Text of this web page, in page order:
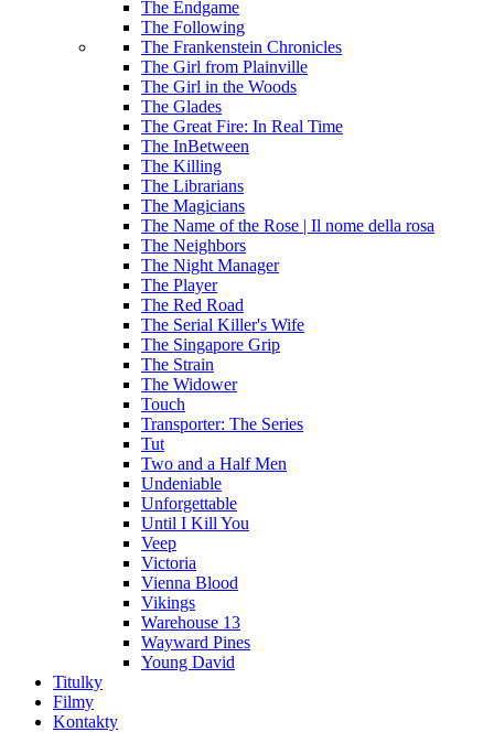
The Endgame
The Following
The Frankenstein Chronicles
The Girl from Plainville
The Girl in the Woods
The Glades
The Great Fire: In Real Time
The InBetween
The Killing
The Librarians
The Magicians
The Name of the Rose | Il nome della rosa
The Neighbors
The Night Manager
The Player
The Red Road
The Serial Killer's Wife
The Singapore Grip
The Strain
The Widower
Touch
Transporter: The Series
Tut
Two and a Half Men
Undeniable
Unforgettable
Until I Kill You
Veep
Victoria
Vienna Blood
Vikings
Warehouse 13
Wayward Pines
Young David
Titulky
Filmy
Kontakty